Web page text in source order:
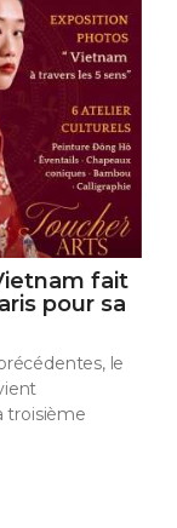
fait
pour sa
le
troisième